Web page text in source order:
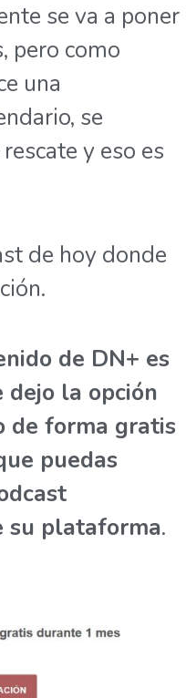
se va a poner
pero como
una
se
y eso es
de hoy donde
de DN+ es
dejo la opción
de forma gratis
puedas
su plataforma.